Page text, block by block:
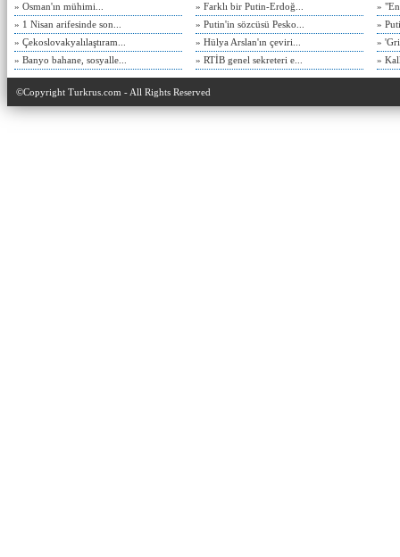
» Osman'ın mühimi...
» 1 Nisan arifesinde son...
» Çekoslovakyalılaştıram...
» Banyo bahane, sosyalle...
» Farklı bir Putin-Erdoğ...
» Putin'in sözcüsü Pesko...
» Hülya Arslan'ın çeviri...
» RTİB genel sekreteri e...
»
»
»
»
©Copyright Turkrus.com - All Rights Reserved